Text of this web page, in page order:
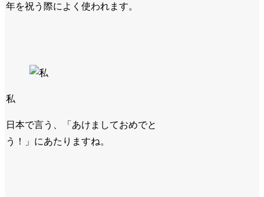
年を祝う際によく使われます。
私
日本で言う、「あけましておめでと
う！」にあたりますね。